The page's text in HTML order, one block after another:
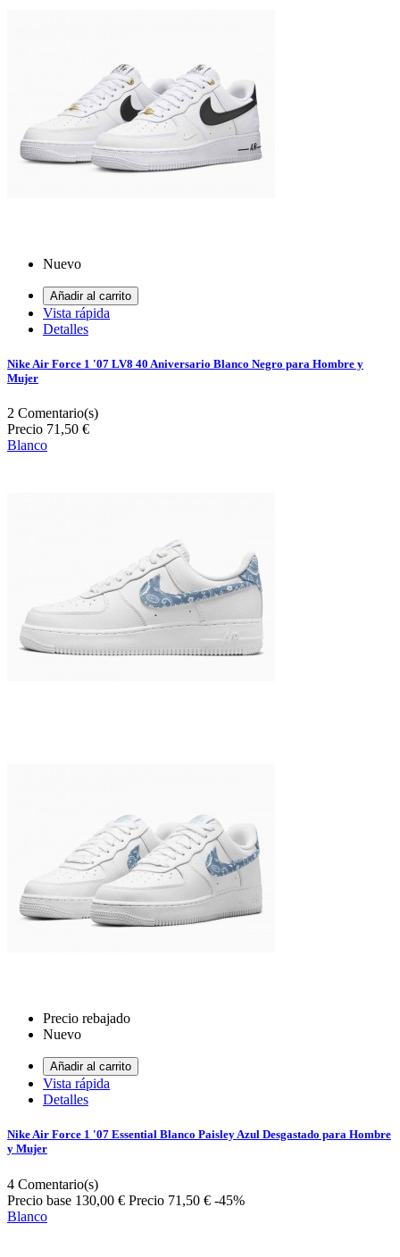
Nuevo
Añadir al carrito
Vista rápida
Detalles
Nike Air Force 1 '07 LV8 40 Aniversario Blanco Negro para Hombre y
Mujer
2 Comentario(s)
Precio 71,50 €
Blanco
Precio rebajado
Nuevo
Añadir al carrito
Vista rápida
Detalles
Nike Air Force 1 '07 Essential Blanco Paisley Azul Desgastado para Hombre
y Mujer
4 Comentario(s)
Precio base 130,00 € Precio 71,50 € -45%
Blanco